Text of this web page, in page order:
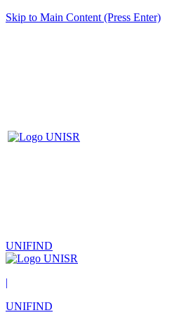
Skip to Main Content (Press Enter)
UNIFIND
|
UNIFIND